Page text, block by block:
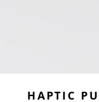
HAPTIC